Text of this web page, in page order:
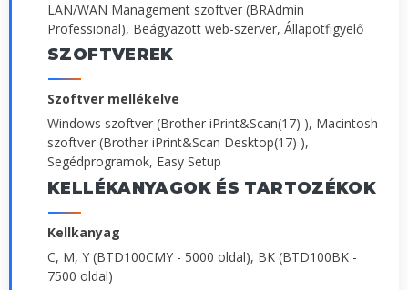
LAN/WAN Management szoftver (BRAdmin
Professional), Beágyazott web-szerver, Állapotfigyelő
SZOFTVEREK
Szoftver mellékelve
Windows szoftver (Brother iPrint&Scan(17) ), Macintosh
szoftver (Brother iPrint&Scan Desktop(17) ),
Segédprogramok, Easy Setup
KELLÉKANYAGOK ÉS TARTOZÉKOK
Kellkanyag
C, M, Y (BTD100CMY - 5000 oldal), BK (BTD100BK -
7500 oldal)